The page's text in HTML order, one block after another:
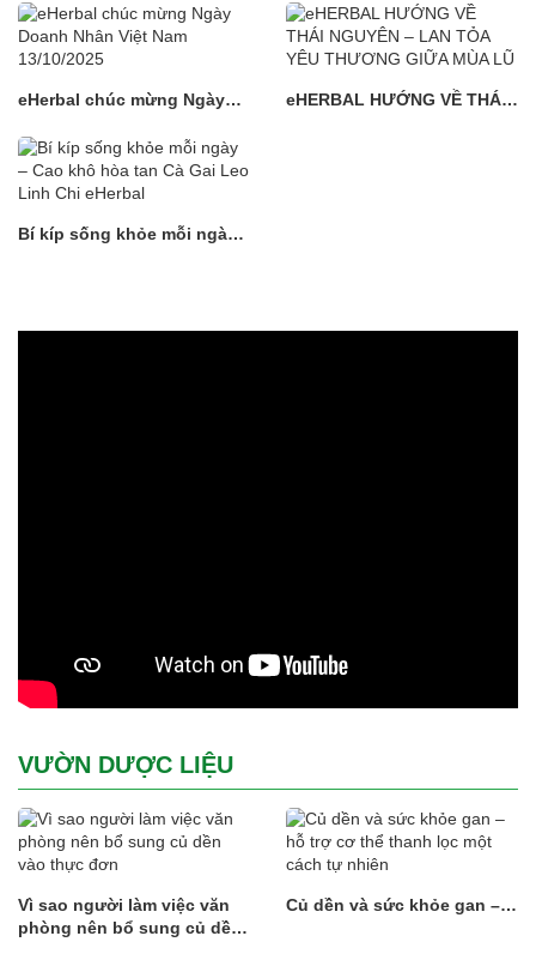
CIPM 2025 sự kiện lớn nhất
thế giới trong ngành Dược
phẩm 🌏
eHerbal chúc mừng Ngày
13/10/2025
eHERBAL HƯỚNG VỀ THÁI
Bí kíp sống khỏe mỗi ngày
VƯỜN DƯỢC LIỆU
Vì sao người làm việc văn
phòng nên bổ sung củ dền
Củ dền và sức khỏe gan –